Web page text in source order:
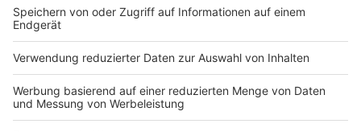
Bauprojekt-Quiz
Häuser-Suche
Hausanbieter-Suche
Bauprojekt-Profil